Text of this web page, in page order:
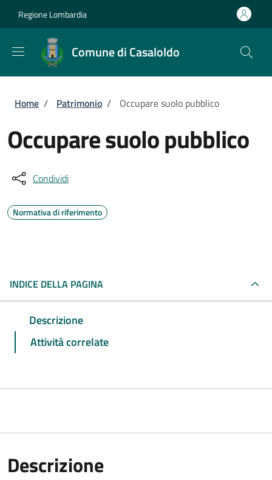
Regione Lombardia
Comune di Casaloldo
Briciole di pane
Home / Patrimonio / Occupare suolo pubblico
Occupare suolo pubblico
Condividi
Normativa di riferimento
INDICE DELLA PAGINA
Descrizione
Attività correlate
Descrizione